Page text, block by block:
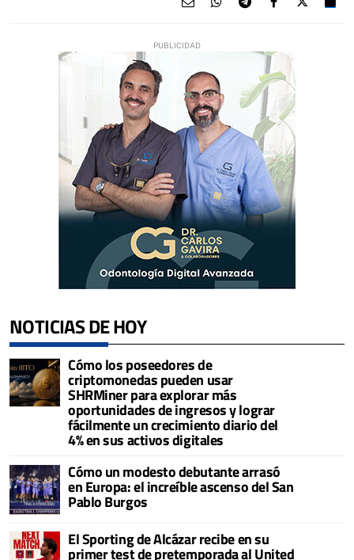
NOTICIAS DE HOY
Cómo los poseedores de
criptomonedas pueden usar
SHRMiner para explorar más
oportunidades de ingresos y lograr
fácilmente un crecimiento diario del
4% en sus activos digitales
Cómo un modesto debutante arrasó
en Europa: el increíble ascenso del San
Pablo Burgos
El Sporting de Alcázar recibe en su
primer test de pretemporada al United